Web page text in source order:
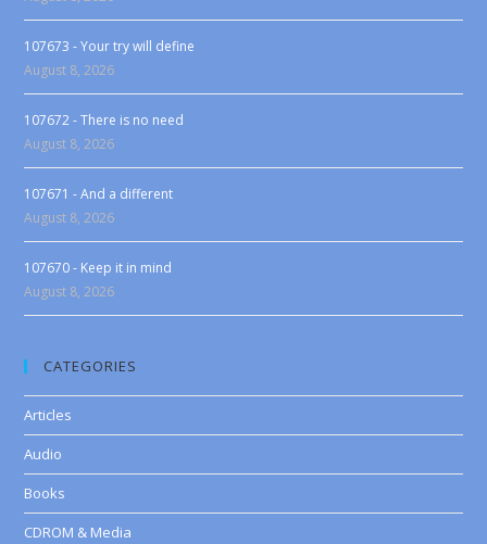
107673 - Your try will define
August 8, 2026
107672 - There is no need
August 8, 2026
107671 - And a different
August 8, 2026
107670 - Keep it in mind
August 8, 2026
CATEGORIES
Articles
Audio
Books
CDROM & Media